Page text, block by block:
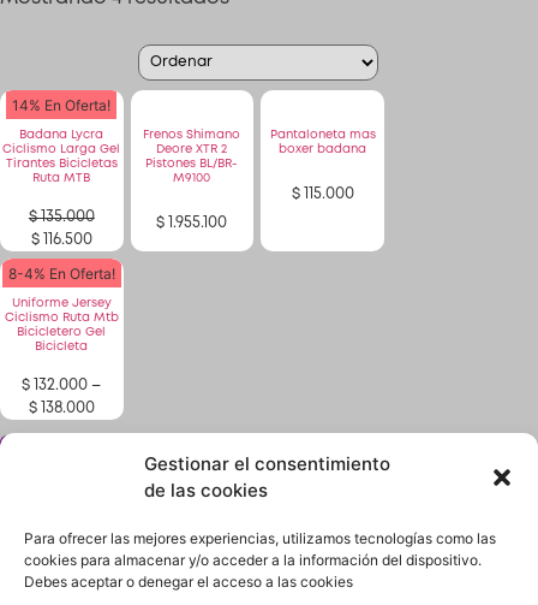
Gestionar el consentimiento
de las cookies
Para ofrecer las mejores experiencias, utilizamos tecnologías como las
cookies para almacenar y/o acceder a la información del dispositivo.
Debes aceptar o denegar el acceso a las cookies
Patinetas
Quiero Vender
14% En Oferta!
Badana Lycra
Ciclismo Larga Gel
Tirantes Bicicletas
Ruta MTB
$135.000
$116.500
Frenos Shimano
Deore XTR 2
Pistones BL/BR-
M9100
$ 1.955.100
Pantaloneta mas
boxer badana
$115.000
8-4% En Oferta!
Uniforme Jersey
Ciclismo Ruta Mtb
Bicicletero Gel
Bicicleta
$ 132.000 –
$138.000
¿No encuentras lo que buscas? solicítalo dando
click aquí y en 24 horas o menos te lo encontramos.